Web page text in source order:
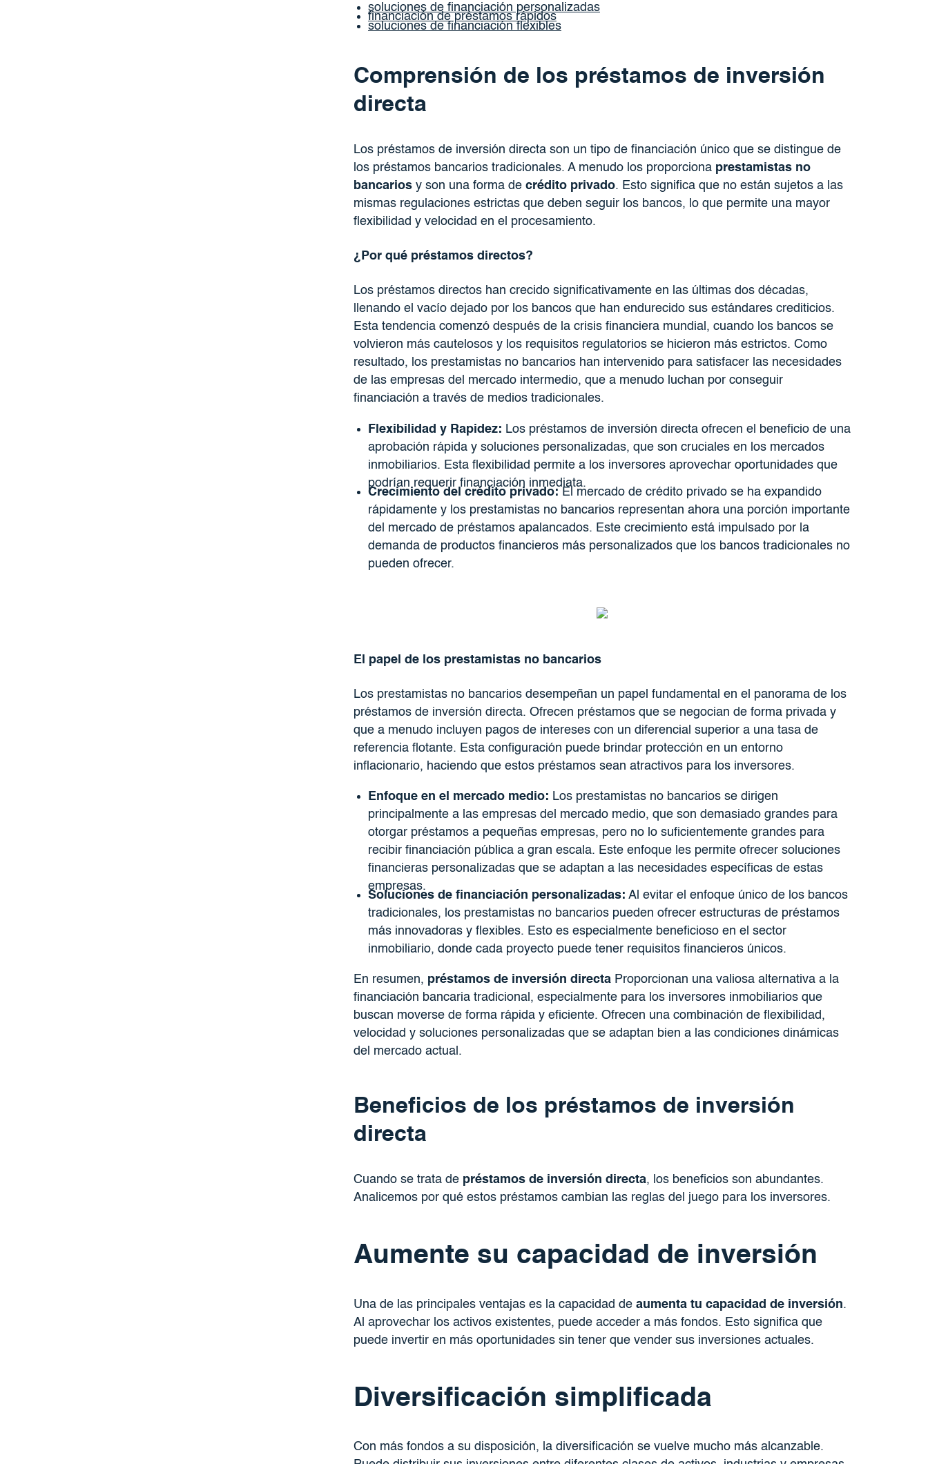
soluciones de financiación personalizadas
financiación de préstamos rápidos
soluciones de financiación flexibles
Comprensión de los préstamos de inversión
directa
Los préstamos de inversión directa son un tipo de financiación único que se distingue de
los préstamos bancarios tradicionales. A menudo los proporciona prestamistas no
bancariosy son una forma de crédito privado. Esto significa que no están sujetos a las
mismas regulaciones estrictas que deben seguir los bancos, lo que permite una mayor
flexibilidad y velocidad en el procesamiento.
¿Por qué préstamos directos?
Los préstamos directos han crecido significativamente en las últimas dos décadas,
llenando el vacío dejado por los bancos que han endurecido sus estándares crediticios.
Esta tendencia comenzó después de la crisis financiera mundial, cuando los bancos se
volvieron más cautelosos y los requisitos regulatorios se hicieron más estrictos. Como
resultado, los prestamistas no bancarios han intervenido para satisfacer las necesidades
de las empresas del mercado intermedio, que a menudo luchan por conseguir
financiación a través de medios tradicionales.
Flexibilidad y Rapidez: Los préstamos de inversión directa ofrecen el beneficio de una
aprobación rápida y soluciones personalizadas, que son cruciales en los mercados
inmobiliarios. Esta flexibilidad permite a los inversores aprovechar oportunidades que
podrían requerir financiación inmediata.
Crecimiento del crédito privado: El mercado de crédito privado se ha expandido
rápidamente y los prestamistas no bancarios representan ahora una porción importante
del mercado de préstamos apalancados. Este crecimiento está impulsado por la
demanda de productos financieros más personalizados que los bancos tradicionales no
pueden ofrecer.
El papel de los prestamistas no bancarios
Los prestamistas no bancarios desempeñan un papel fundamental en el panorama de los
préstamos de inversión directa. Ofrecen préstamos que se negocian de forma privada y
que a menudo incluyen pagos de intereses con un diferencial superior a una tasa de
referencia flotante. Esta configuración puede brindar protección en un entorno
inflacionario, haciendo que estos préstamos sean atractivos para los inversores.
Enfoque en el mercado medio: Los prestamistas no bancarios se dirigen
principalmente a las empresas del mercado medio, que son demasiado grandes para
otorgar préstamos a pequeñas empresas, pero no lo suficientemente grandes para
recibir financiación pública a gran escala. Este enfoque les permite ofrecer soluciones
financieras personalizadas que se adaptan a las necesidades específicas de estas
empresas.
Soluciones de financiación personalizadas: Al evitar el enfoque único de los bancos
tradicionales, los prestamistas no bancarios pueden ofrecer estructuras de préstamos
más innovadoras y flexibles. Esto es especialmente beneficioso en el sector
inmobiliario, donde cada proyecto puede tener requisitos financieros únicos.
En resumen, préstamos de inversión directaProporcionan una valiosa alternativa a la
financiación bancaria tradicional, especialmente para los inversores inmobiliarios que
buscan moverse de forma rápida y eficiente. Ofrecen una combinación de flexibilidad,
velocidad y soluciones personalizadas que se adaptan bien a las condiciones dinámicas
del mercado actual.
Beneficios de los préstamos de inversión
directa
Cuando se trata de préstamos de inversión directa, los beneficios son abundantes.
Analicemos por qué estos préstamos cambian las reglas del juego para los inversores.
Aumente su capacidad de inversión
Una de las principales ventajas es la capacidad de aumenta tu capacidad de inversión.
Al aprovechar los activos existentes, puede acceder a más fondos. Esto significa que
puede invertir en más oportunidades sin tener que vender sus inversiones actuales.
Diversificación simplificada
Con más fondos a su disposición, la diversificación se vuelve mucho más alcanzable.